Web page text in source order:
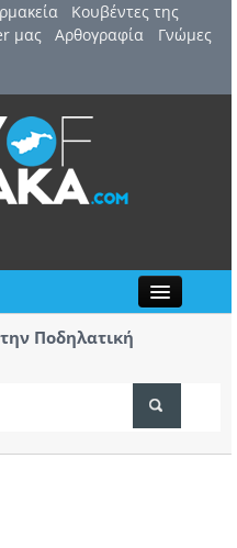
Kουβέντες της
μας Αρθογραφία
Γνώμες
Ποδηλατική